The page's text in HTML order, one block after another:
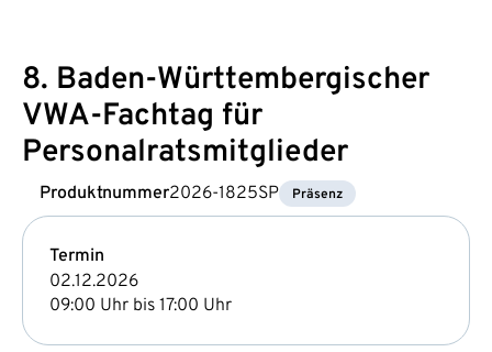
8. Baden-Württembergischer
VWA-Fachtag für
Personalratsmitglieder
Produktnummer2026-1825SP Präsenz
Termin
02.12.2026
09:00 Uhr bis 17:00 Uhr